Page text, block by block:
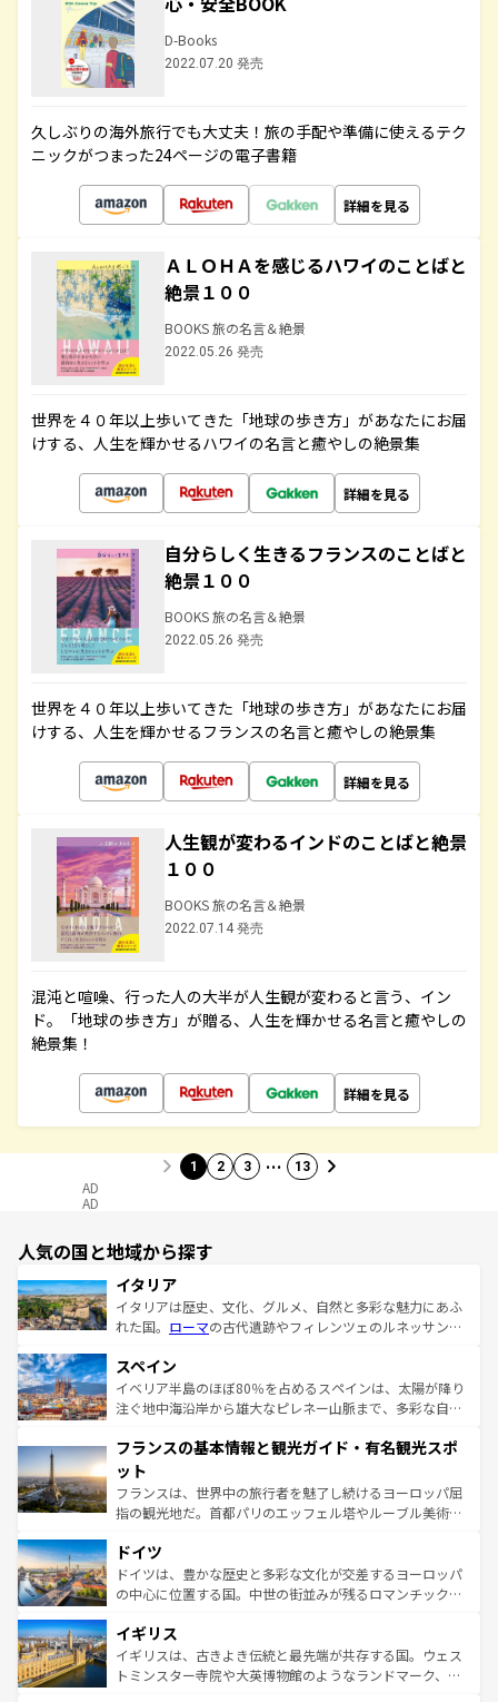
D-Books
2022.07.20 発売
久しぶりの海外旅行でも大丈夫！旅の手配や準備に使えるテク
ニックがつまった24ページの電子書籍
詳細を見る
ＡＬＯＨＡを感じるハワイのことばと
絶景１００
BOOKS 旅の名言＆絶景
2022.05.26 発売
世界を４０年以上歩いてきた「地球の歩き方」があなたにお届
けする、人生を輝かせるハワイの名言と癒やしの絶景集
詳細を見る
自分らしく生きるフランスのことばと
絶景１００
BOOKS 旅の名言＆絶景
2022.05.26 発売
世界を４０年以上歩いてきた「地球の歩き方」があなたにお届
けする、人生を輝かせるフランスの名言と癒やしの絶景集
詳細を見る
人生観が変わるインドのことばと絶景
１００
BOOKS 旅の名言＆絶景
2022.07.14 発売
混沌と喧噪、行った人の大半が人生観が変わると言う、イン
ド。「地球の歩き方」が贈る、人生を輝かせる名言と癒やしの
絶景集！
詳細を見る
1 2 3 … 13
AD
AD
人気の国と地域から探す
イタリア
イタリアは歴史、文化、グルメ、自然と多彩な魅力にあふ
れた国。 ローマの古代遺跡やフィレンツェのルネッサンス
ろん、トスカーナの美しい田園風景やアマルフィ海岸の絶
景など、自然景観も見逃せない。観光の合間には、本場の
ピザやパスタなど、絶品のイタリア料理を堪能することも
ませてくれるイタリアで、忘れられない旅をしてみよう！
なお、新着のイタリア情報は
しい。
スペイン
イベリア半島のほぼ80％を占めるスペインは、太陽が降り
注ぐ地中海沿岸から雄大なピレネー山脈まで、多彩な自然
文化が根付くこの国では、情熱的なフラメンコ、熱気あふ
れる闘牛、そして美味しいタパスが生活の一部となってい
る。首都マドリードの洗練された雰囲気や、バルセロナの
アートに溢れた街角から、地方では古代ローマ遺跡や中世
せる。地方によって風土や気候が異なるスペインはその個
性で訪れる人を魅了する。 なお、新着のスペイン情報は コ
ンテンツ一覧を参照してほしい。
フランスの基本情報と観光ガイド・有名観光スポ
ット
フランスは、世界中の旅行者を魅了し続けるヨーロッパ屈
指の観光地だ。首都パリのエッフェル塔やルーブル美術館
で、幅広い魅力が詰まっている。華麗な宮殿、歴史的な大
聖堂、美しいビーチ、そして豊かな自然が、訪れる者を心
から魅了する。また、フランスは美食の国としても知ら
いる。シャンパンの発祥地であるランス、プロヴァンスの
香り高いラベンダー畑など、多彩な楽しみ方が可能だ。さ
らに、パリ以外の地域にも魅力が溢れており、どの街角に
ドイツ
ドイツは、豊かな歴史と多彩な文化が交差するヨーロッパ
の中心に位置する国。中世の街並みが残るロマンチック街
顔を持つこの国は、どこを歩いても飽きることがない。ベ
ルリンの文化的活気、バイエルン州のアルプスの絶景、そ
してライン川沿いのワイン畑といった風景は必見。ビール
イギリス
イギリスは、古きよき伝統と最先端が共存する国。ウェス
トミンスター寺院や大英博物館のようなランドマーク、歴